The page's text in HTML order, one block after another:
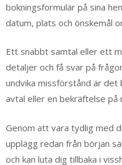
bokningsformulär på sina
datum, plats och önskemål
Ett snabbt samtal eller ett
detaljer och få svar på
undvika missförstånd är
avtal eller en bekräftelse på
Genom att vara tydlig med
upplägg redan från början
och kan luta dig tillbaka i